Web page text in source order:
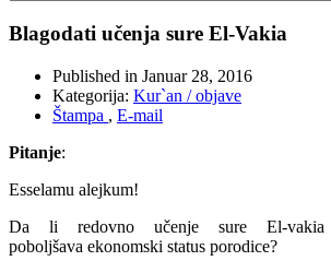
Blagodati učenja sure El-Vakia
Published in Januar 28, 2016
Kategorija: Kur`an / objave
Štampa , E-mail
Pitanje:
Esselamu alejkum!
Da li redovno učenje sure El-vakia
poboljšava ekonomski status porodice?